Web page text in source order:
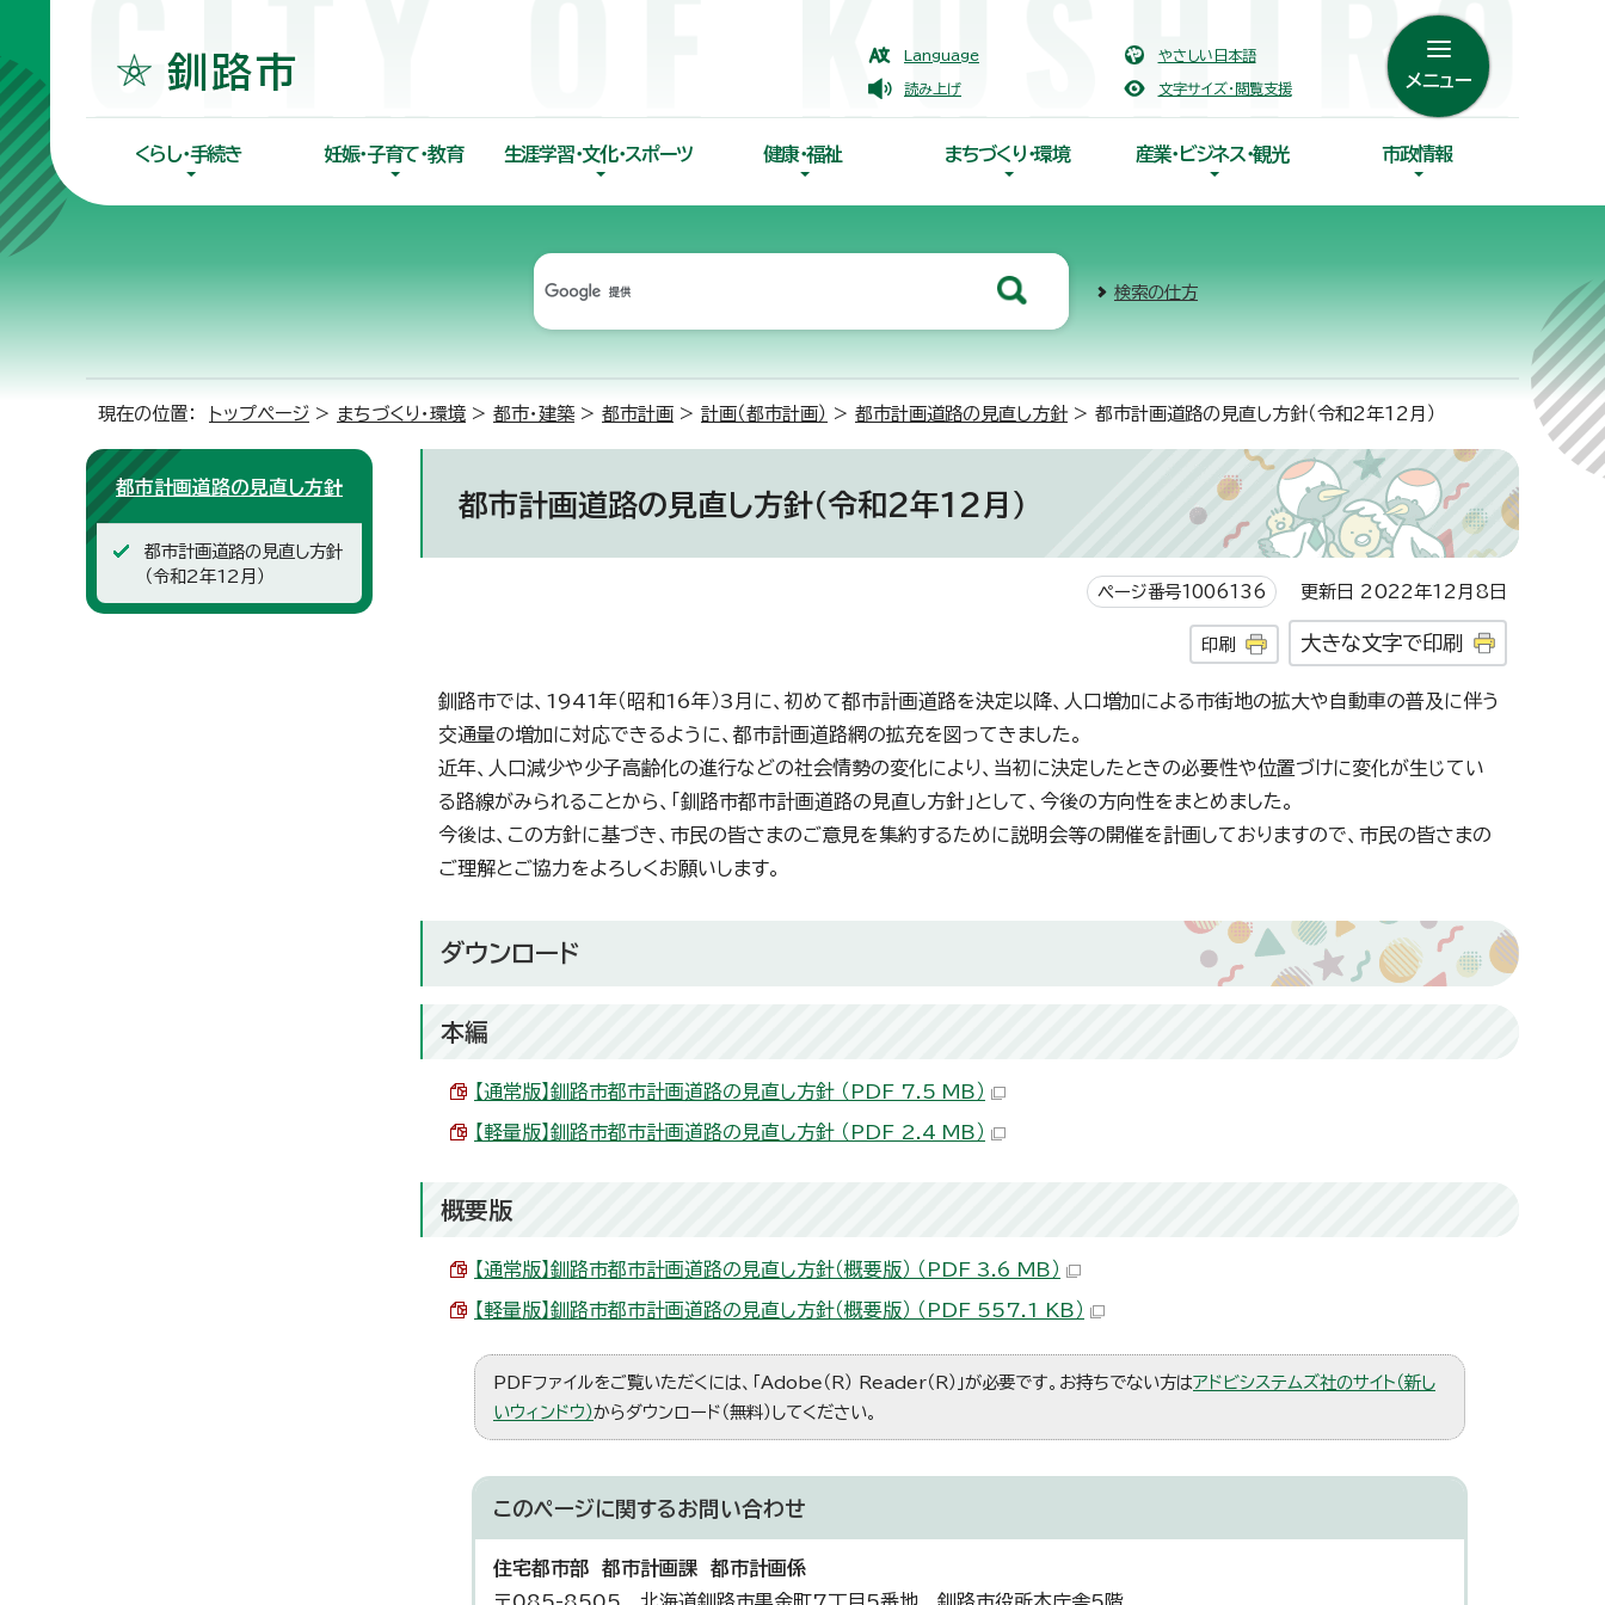
Language やさしい日本語
読み上げ 文字サイズ・閲覧支援 メニュー
くらし・手続き 妊娠・子育て・教育 生涯学習・文化・スポーツ 健康・福祉 まちづくり・環境 産業・ビジネス・観光 市政情報
検索の仕方
現在の位置： トップページ > まちづくり・環境 > 都市・建築 > 都市計画 > 計画（都市計画） > 都市計画道路の見直し方針> 都市計画道路の見直し方針（令和2年12月）
都市計画道路の見直し方針（令和2年12月）
ページ番号1006136 更新日 2022年12月8日
印刷 大きな文字で印刷
釧路市では、1941年（昭和16年）3月に、初めて都市計画道路を決定以降、人口増加による市街地の拡大や自動車の普及に伴う
交通量の増加に対応できるように、都市計画道路網の拡充を図ってきました。
近年、人口減少や少子高齢化の進行などの社会情勢の変化により、当初に決定したときの必要性や位置づけに変化が生じてい
る路線がみられることから、「釧路市都市計画道路の見直し方針」として、今後の方向性をまとめました。
今後は、この方針に基づき、市民の皆さまのご意見を集約するために説明会等の開催を計画しておりますので、市民の皆さまの
ご理解とご協力をよろしくお願いします。
ダウンロード
本編
【通常版】釧路市都市計画道路の見直し方針 （PDF 7.5 MB）
【軽量版】釧路市都市計画道路の見直し方針 （PDF 2.4 MB）
概要版
【通常版】釧路市都市計画道路の見直し方針（概要版） （PDF 3.6 MB）
【軽量版】釧路市都市計画道路の見直し方針（概要版） （PDF 557.1 KB）
PDFファイルをご覧いただくには、「Adobe（R） Reader（R）」が必要です。お持ちでない方はアドビシステムズ社のサイト（新し
いウィンドウ）からダウンロード（無料）してください。
このページに関するお問い合わせ
住宅都市部 都市計画課 都市計画係
都市計画道路の見直し方針
都市計画道路の見直し方針
（令和2年12月）